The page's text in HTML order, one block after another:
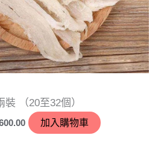
（20至32個）
加入購物車